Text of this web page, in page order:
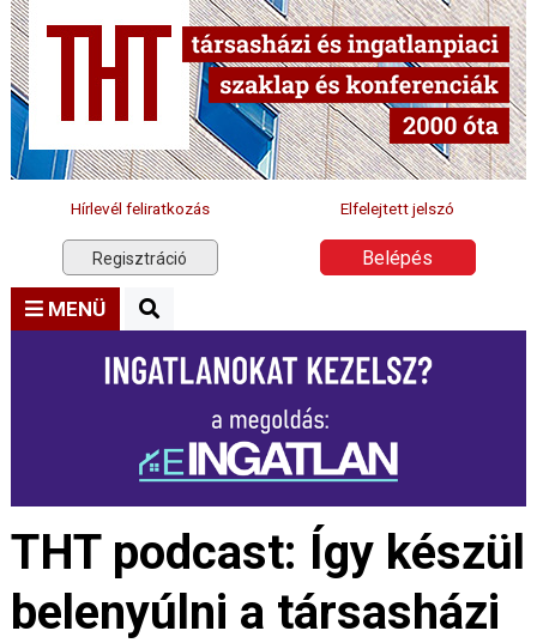
Hírlevél feliratkozás Elfelejtett jelszó
Regisztráció Belépés
MENÜ
THT podcast: Így készül
belenyúlni a társasházi